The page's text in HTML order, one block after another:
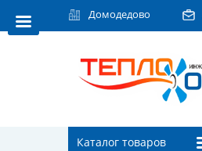
Домодедово
Каталог товаров